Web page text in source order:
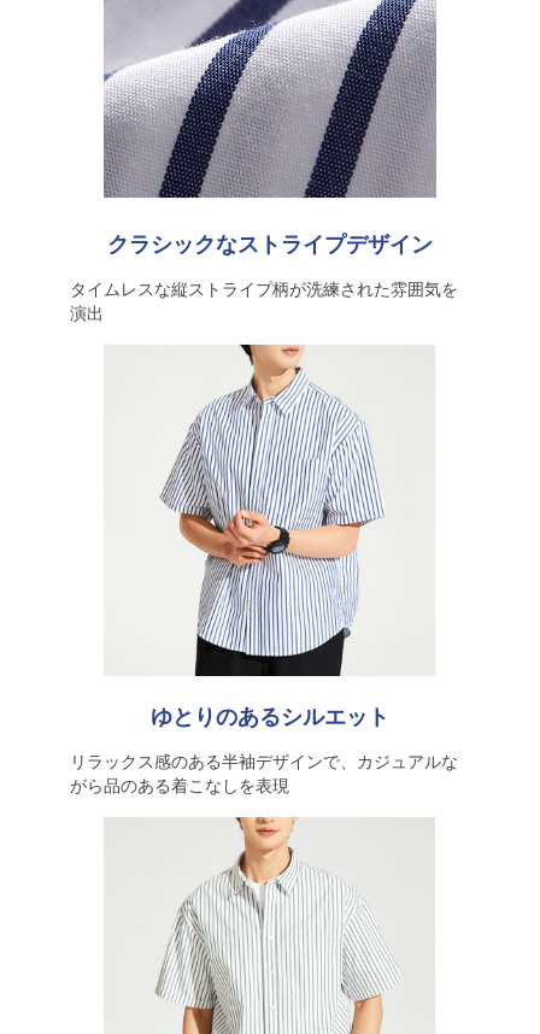
クラシックなストライプデザイン
タイムレスな縦ストライプ柄が洗練された雰囲気を
演出
ゆとりのあるシルエット
リラックス感のある半袖デザインで、カジュアルな
がら品のある着こなしを表現